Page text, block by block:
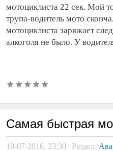
мотоциклиста 22 сек. Мой
трупа-водитель мото
мотоциклиста заряжает
алкоголя не было. У
Самая быстрая
18-07-2016, 23:30 | Раздел: